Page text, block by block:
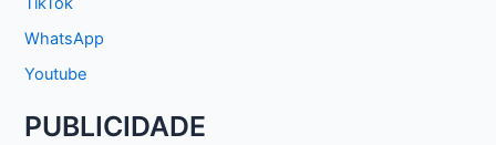
WhatsApp
Youtube
PUBLICIDADE